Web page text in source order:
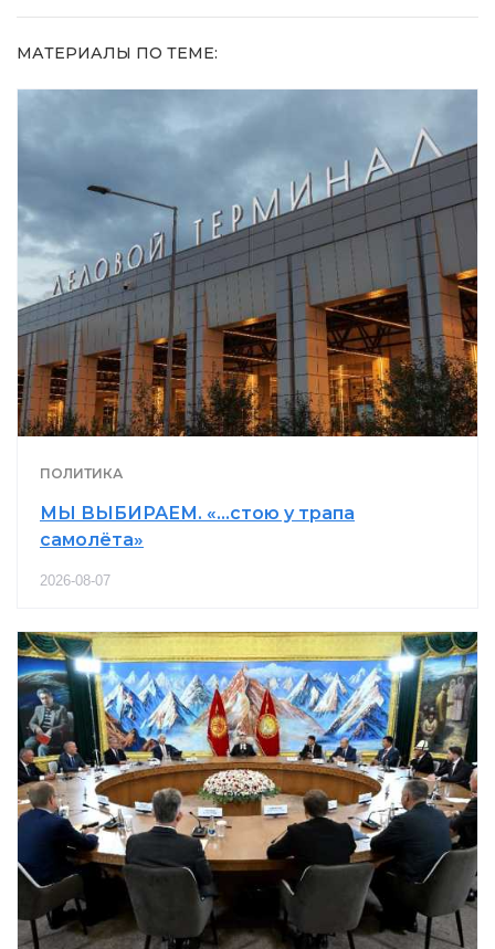
МАТЕРИАЛЫ ПО ТЕМЕ:
ПОЛИТИКА
МЫ ВЫБИРАЕМ. «…стою у трапа
самолёта»
2026-08-07